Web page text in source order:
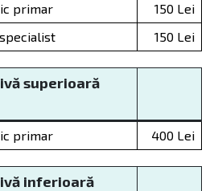
primar
150 Lei
150 Lei
superioară
primar 400 Lei
inferioară